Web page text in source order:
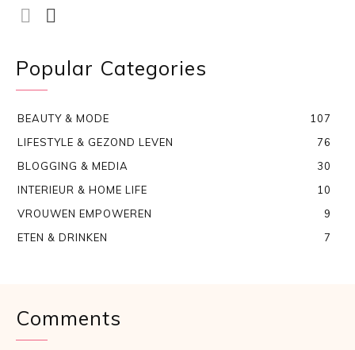
Popular Categories
BEAUTY & MODE
107
LIFESTYLE & GEZOND LEVEN
76
BLOGGING & MEDIA
30
INTERIEUR & HOME LIFE
10
VROUWEN EMPOWEREN
9
ETEN & DRINKEN
7
Comments